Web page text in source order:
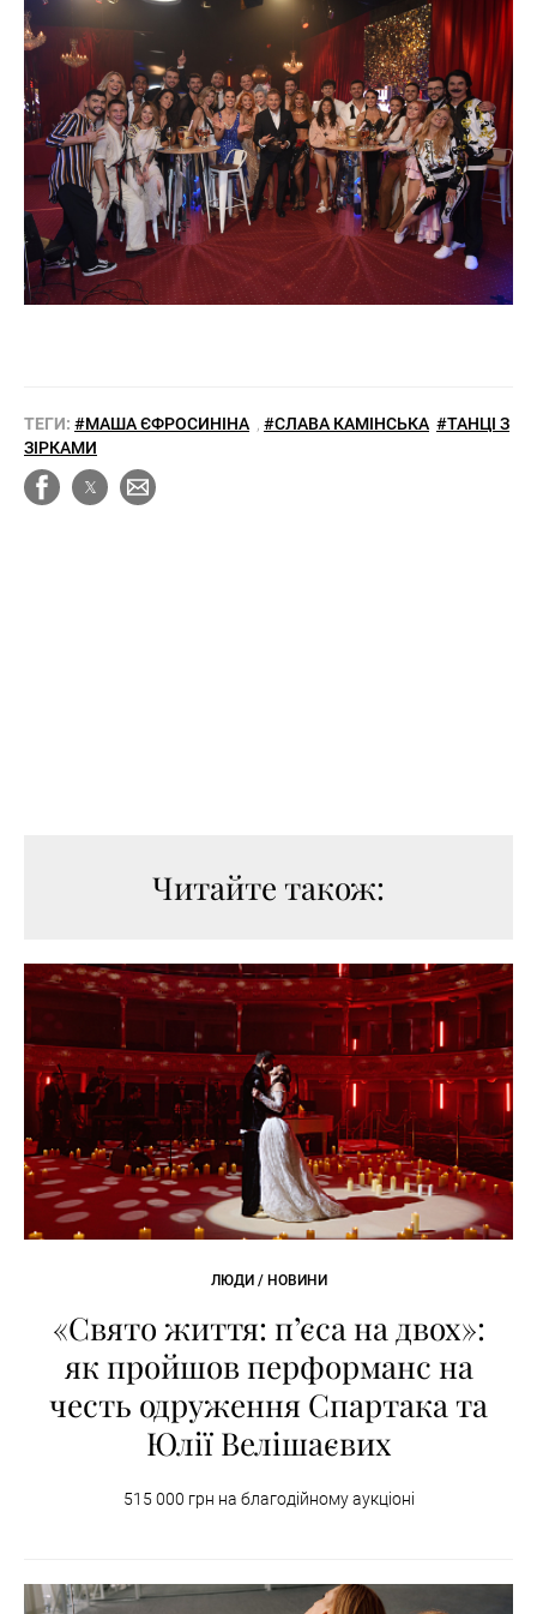
ТЕГИ: #МАША ЄФРОСИНІНА , #СЛАВА КАМІНСЬКА #ТАНЦІ З
ЗІРКАМИ
Читайте також:
ЛЮДИ / НОВИНИ
«Свято життя: п’єса на двох»:
як пройшов перформанс на
честь одруження Спартака та
Юлії Велішаєвих
515 000 грн на благодійному аукціоні